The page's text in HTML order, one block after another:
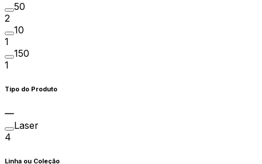
50
2
10
1
150
1
Tipo do Produto
Laser
4
Linha ou Coleção